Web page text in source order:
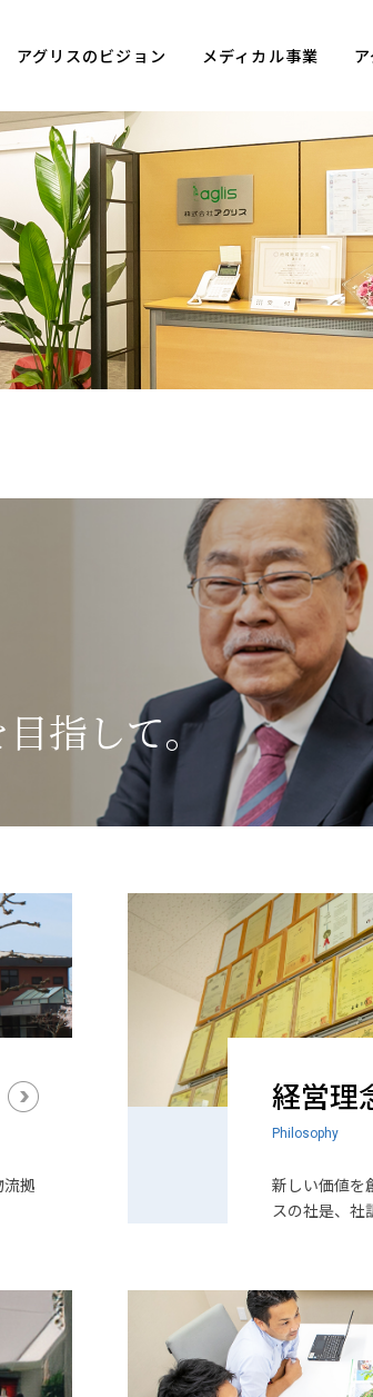
アグリスのビジョン メディカル事業
指して。
拠
経営理
Philosophy
新しい価値を
スの社是、社